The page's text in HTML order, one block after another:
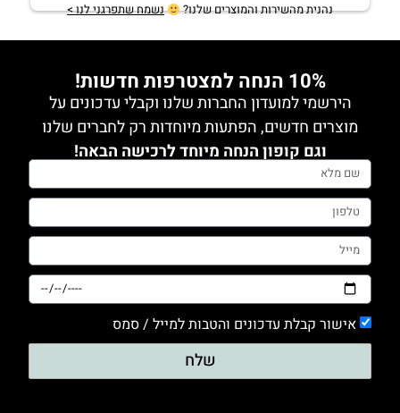
נהנית מהשירות והמוצרים שלנו? נשמח שתפרגני לנו >
10% הנחה למצטרפות חדשות!
הירשמי למועדון החברות שלנו וקבלי עדכונים על
מוצרים חדשים, הפתעות מיוחדות רק לחברים שלנו
וגם קופון הנחה מיוחד לרכישה הבאה!
אישור קבלת עדכונים והטבות למייל / סמס
שלח